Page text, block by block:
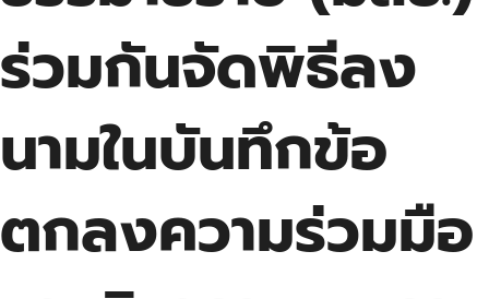
ร่วมกันจัดพิธีลง
นามในบันทึกข้อ
ตกลงความร่วมมือ